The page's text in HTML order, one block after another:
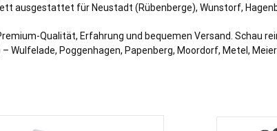
ausgestattet für Neustadt (Rübenberge), Wunstorf,
Qualität, Erfahrung und bequemen Versand. Schau
Wulfelade, Poggenhagen, Papenberg, Moordorf, Metel,